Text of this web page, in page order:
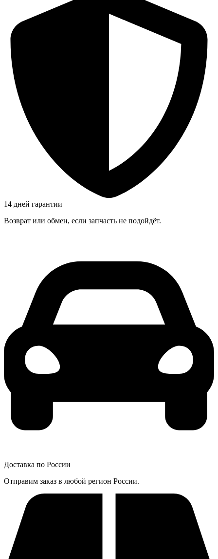
14 дней гарантии
Возврат или обмен, если запчасть не подойдёт.
Доставка по России
Отправим заказ в любой регион России.